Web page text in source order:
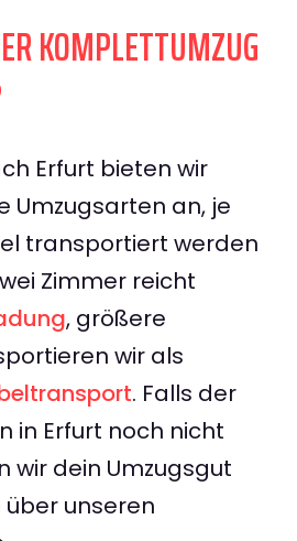
KOMPLETTUMZUG
Erfurt bieten wir
Umzugsarten an, je
transportiert werden
Zimmer reicht
, größere
wir als
. Falls der
in Erfurt noch nicht
wir dein Umzugsgut
über unseren